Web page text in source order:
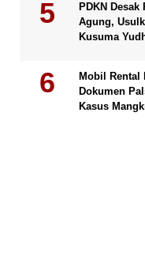
PDKN
Agung,
Kusuma
Mobil Rental
Dokumen
Kasus